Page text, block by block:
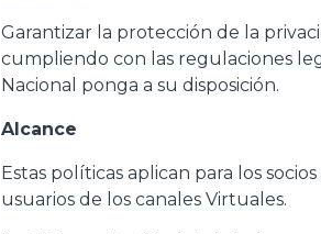
Garantizar la protección de la
cumpliendo con las regulaciones
Nacional ponga a su disposición.
Alcance
Estas políticas aplican para los
usuarios de los canales Virtuales.